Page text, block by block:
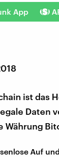
App
ist das
Daten
Währung
Auf